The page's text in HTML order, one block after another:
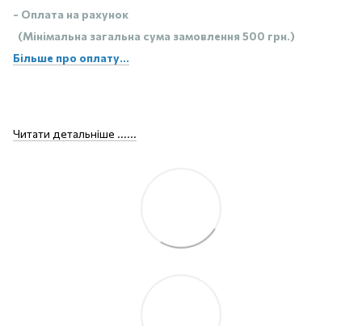
- Оплата на рахунок
(Мінімальна загальна сума замовлення 500 грн.)
Більше про оплату...
Читати детальніше ......